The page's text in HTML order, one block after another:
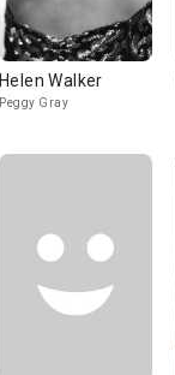
Helen Walker
Peggy Gray